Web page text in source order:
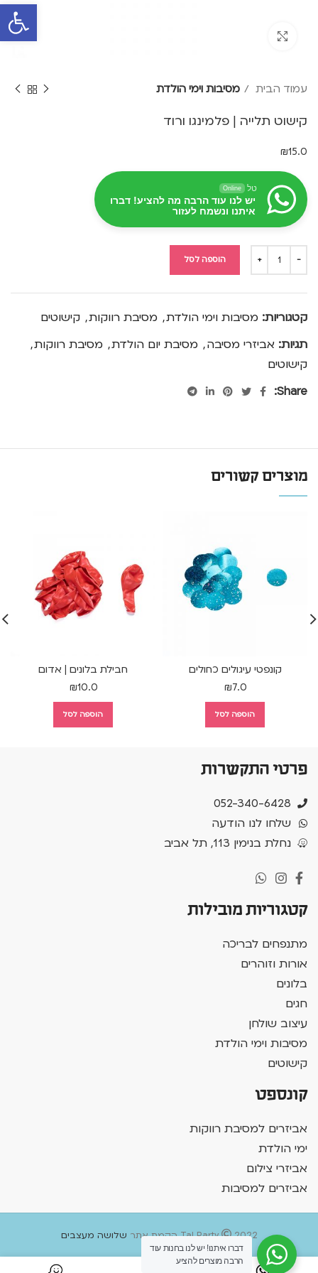
פתח
עמוד הבית מסיבות וימי הולדת
קישוט תלייה | פלמינגו ורוד
₪15.0
טל Online
יש לנו עוד הרבה מה להציע! דברו
איתנו ונשמח לעזור
הוספה לסל
קטגוריות: מסיבות וימי הולדת, מסיבת רווקות, קישוטים
תגיות: אביזרי מסיבה, מסיבת יום הולדת, מסיבת רווקות,
קישוטים
Share:
מוצרים קשורים
קונפטי עיגולים כחולים
₪7.0
הוספה לסל
חבילת בלונים | אדום
₪10.0
הוספה לסל
פרטי התקשרות
052-340-6428
שלחו לנו הודעה
נחלת בנימין 113, תל אביב
קטגוריות מובילות
מתנפחים לבריכה
אורות וזוהרים
בלונים
חגים
עיצוב שולחן
מסיבות וימי הולדת
קישוטים
קונספט
אביזרים למסיבת רווקות
ימי הולדת
אביזרי צילום
אביזרים למסיבות
Tal Party 2022 הקמת אתר שלושה מעצבים
דברו איתנו! יש לנו בחנות עוד
הרבה מוצרים להציע